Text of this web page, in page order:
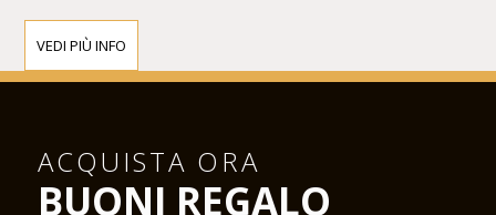
Interno:
L'interno è noto per il suo design opulento e classico.
standard moderni delle esibizioni, pur preservando l'estetica
storica.
VEDI PIÙ INFO
ACQUISTA ORA
BUONI REGALO